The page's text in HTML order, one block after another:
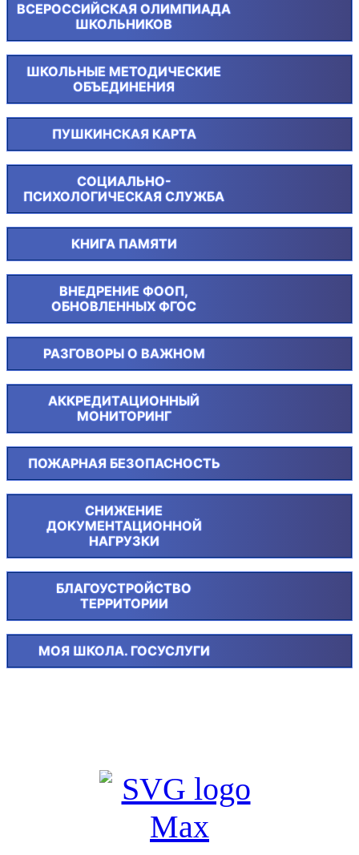
ВСЕРОССИЙСКАЯ ОЛИМПИАДА
ШКОЛЬНИКОВ
ШКОЛЬНЫЕ МЕТОДИЧЕСКИЕ
ОБЪЕДИНЕНИЯ
ПУШКИНСКАЯ КАРТА
СОЦИАЛЬНО-
ПСИХОЛОГИЧЕСКАЯ СЛУЖБА
КНИГА ПАМЯТИ
ВНЕДРЕНИЕ ФООП,
ОБНОВЛЕННЫХ ФГОС
РАЗГОВОРЫ О ВАЖНОМ
АККРЕДИТАЦИОННЫЙ
МОНИТОРИНГ
ПОЖАРНАЯ БЕЗОПАСНОСТЬ
СНИЖЕНИЕ
ДОКУМЕНТАЦИОННОЙ
НАГРУЗКИ
БЛАГОУСТРОЙСТВО
ТЕРРИТОРИИ
МОЯ ШКОЛА. ГОСУСЛУГИ